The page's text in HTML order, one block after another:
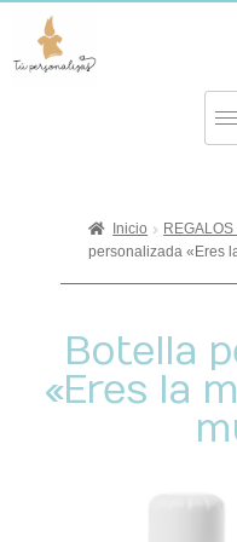
Inicio
personalizada «Eres
Botella
«Eres la